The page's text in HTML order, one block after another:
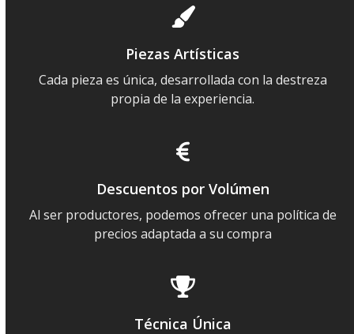
Piezas Artísticas
Cada pieza es única, desarrollada con la destreza
propia de la experiencia.
Descuentos por Volúmen
Al ser productores, podemos ofrecer una política de
precios adaptada a su compra
Técnica Única